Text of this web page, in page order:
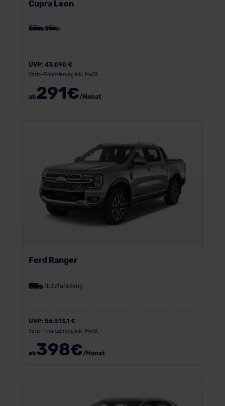
Cupra Leon
UVP: 43.090 €
Vario-Finanzierung inkl. MwSt.
ab291€/Monat
Ford Ranger
Nutzfahrzeug
UVP: 56.513,1 €
Vario-Finanzierung inkl. MwSt.
ab398€/Monat